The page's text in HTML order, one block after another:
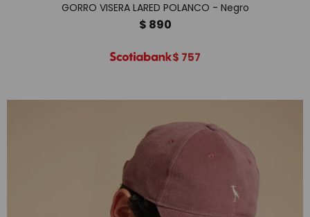
GORRO VISERA LARED POLANCO - Negro
$ 890
$ 757